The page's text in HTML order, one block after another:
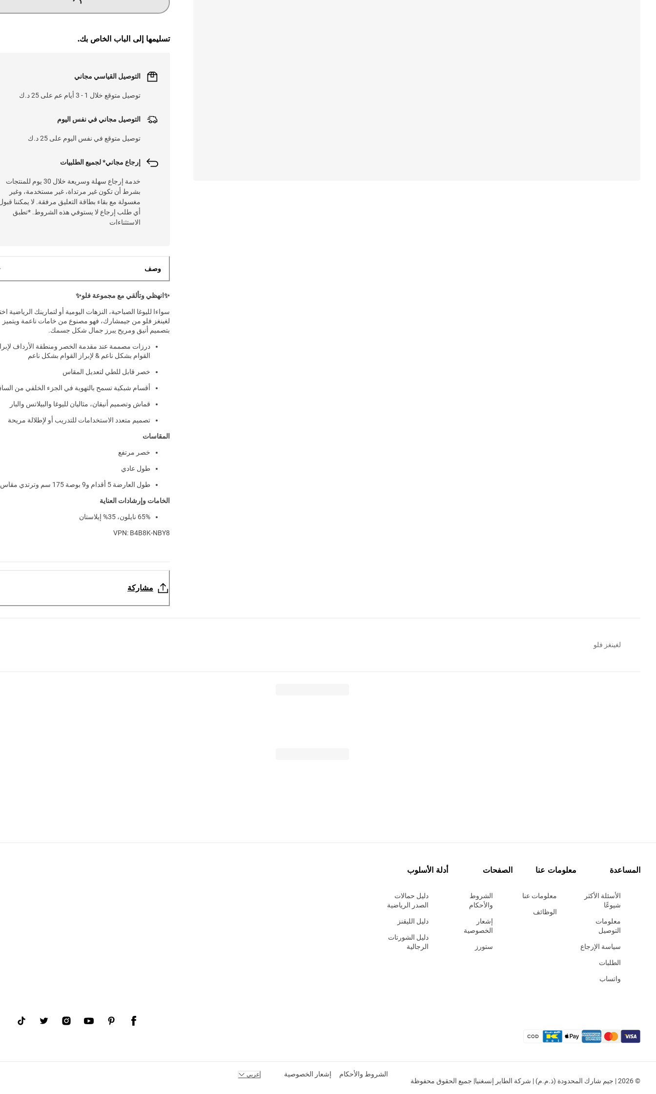
تسليمها إلى الباب الخاص بك.
التوصيل القياسي مجاني
توصيل متوقع خلال 1 - 3 أيام عم على 25 د.ك
التوصيل مجاني في نفس اليوم
توصيل متوقع في نفس اليوم على 25 د.ك
إرجاع مجاني* لجميع الطلبيات
خدمة إرجاع سهلة وسريعة خلال 30 يوم للمنتجات
بشرط أن تكون غير مرتداة، غير مستخدمة، وغير
مغسولة مع بقاء بطاقة التعليق مرفقة. لا يمكننا
أي طلب إرجاع لا يستوفي هذه الشروط. *تطبق
الاستثناءات
وصف
✨انهظي وتألقي مع مجموعة فلو✨
سواءا لليوغا الصباحية، النزهات اليومية أو لتمارينك الرياضية
لغينغز فلو من جيمشارك، فهو مصنوع من خامات ناعمة ويتميز
بتصميم أنيق ومريح يبرز جمال شكل جسمك.
درزات مصممة عند مقدمة الخصر ومنطقة الأرداف
القوام بشكل ناعم & لإبراز القوام بشكل ناعم
خصر قابل للطي لتعديل المقاس
أقسام شبكية تسمح بالتهوية في الجزء الخلفي من
قماش وتصميم أنيقان، مثاليان لليوغا والبيلاتس والبار
تصميم متعدد الاستخدامات للتدريب أو لإطلالة مريحة
المقاسات
خصر مرتفع
طول عادي
طول العارضة 5 أقدام و9 بوصة 175 سم وترتدي مقاس S
الخامات وإرشادات العناية
65% نايلون، 35% إيلاستان
VPN: B4B8K-NBY8
مشاركة
لغينغز فلو
المساعدة
الأسئلة الأكثر
شيوعًا
معلومات
التوصيل
سياسة الإرجاع
الطلبات
واتساب
معلومات عنا
معلومات عنا
الوظائف
الصفحات
الشروط
والأحكام
إشعار
الخصوصية
ستورز
أدلة الأسلوب
دليل حمالات
الصدر الرياضية
دليل الليقنز
دليل الشورتات
الرجالية
© 2026 | جيم شارك المحدودة (ذ.م.م) | شركة الطاير إنسغنيا| جميع الحقوق محفوظة
الشروط والأحكام إشعار الخصوصية عربي